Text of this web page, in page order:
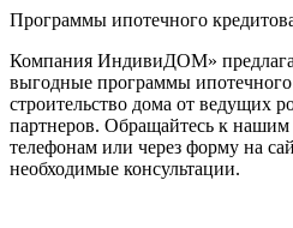
Программы ипотечного
Компания ИндивиДОМ»
выгодные программы ипотечного
строительство дома от ведущих
партнеров. Обращайтесь к
телефонам или через форму на
необходимые консультации.